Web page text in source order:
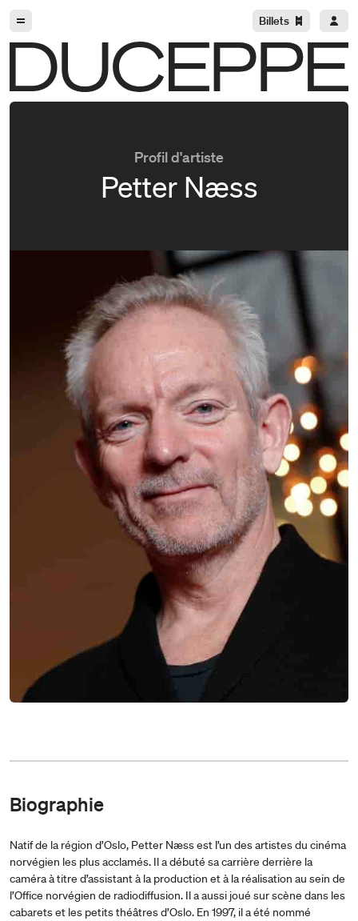
Billets
Profil d'artiste
Petter Næss
Biographie
Natif de la région d’Oslo, Petter Næss est l’un des artistes du cinéma
norvégien les plus acclamés. Il a débuté sa carrière derrière la
caméra à titre d’assistant à la production et à la réalisation au sein de
l’Office norvégien de radiodiffusion. Il a aussi joué sur scène dans les
cabarets et les petits théâtres d’Oslo. En 1997, il a été nommé